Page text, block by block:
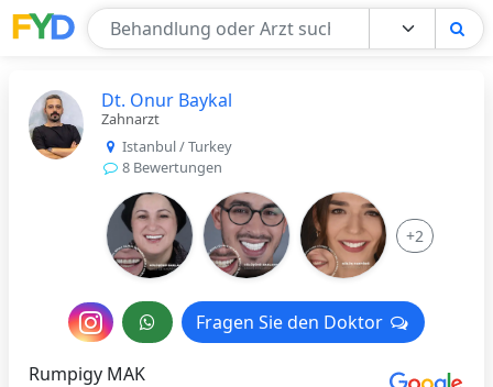
Find Your Doctor
Dt. Onur Baykal
Zahnarzt
Istanbul / Turkey
8 Bewertungen
+2
Nachricht
an
Fragen Sie den Doktor
Fragen Sie den Doktor
Rumpigy MAK